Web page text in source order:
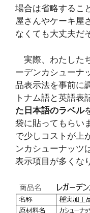
場合は省略するこ
屋さんやケーキ屋
なくても大丈夫だ
実際、わたした
ーデンカシューナ
品表示法を事前に
トナム語と英語表
た日本語のラベル
袋に貼ってもらい
で少しコストが上
ンカシューナッツ
表示項目が多くな